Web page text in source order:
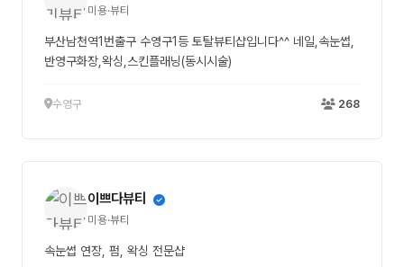
미용·뷰티
부산남천역1번출구 수영구1등 토탈뷰티샵입니다^^ 네일,속눈썹,
반영구화장,왁싱,스킨플래닝(동시시술)
수영구 268
이쁘다뷰티
미용·뷰티
속눈썹 연장, 펌, 왁싱 전문샵